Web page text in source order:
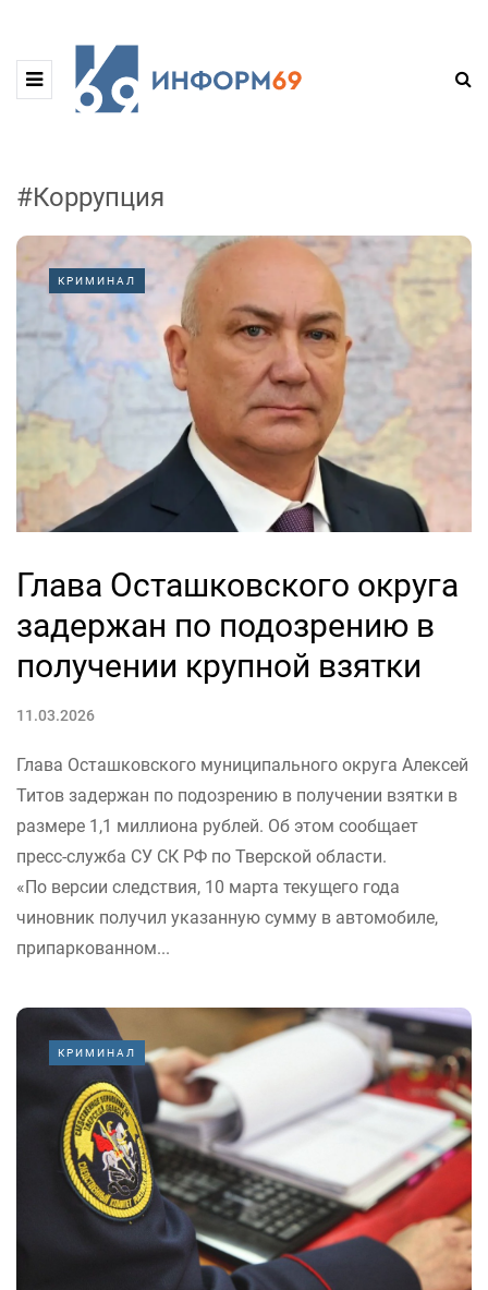
#Коррупция
КРИМИНАЛ
Глава Осташковского округа
задержан по подозрению в
получении крупной взятки
11.03.2026
Глава Осташковского муниципального округа Алексей
Титов задержан по подозрению в получении взятки в
размере 1,1 миллиона рублей. Об этом сообщает
пресс-служба СУ СК РФ по Тверской области.
«По версии следствия, 10 марта текущего года
чиновник получил указанную сумму в автомобиле,
припаркованном...
КРИМИНАЛ